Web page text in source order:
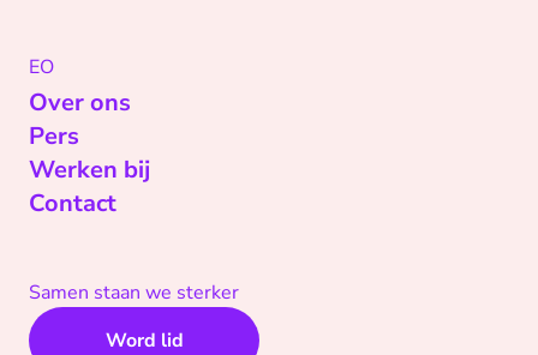
EO
Over ons
Pers
Werken bij
Contact
Samen staan we sterker
Word lid